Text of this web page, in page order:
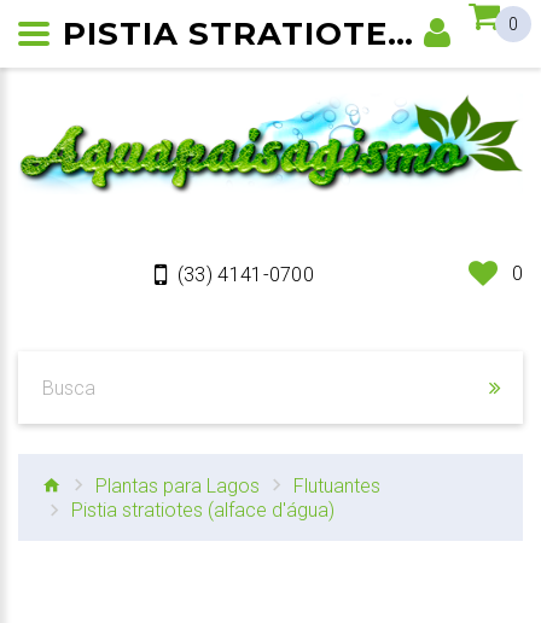
(33) 4141-0700 0
0
Plantas para Lagos
Flutuantes
Pistia stratiotes (alface d'água)
PISTIA STRATIOTES (ALFACE D'ÁGUA)